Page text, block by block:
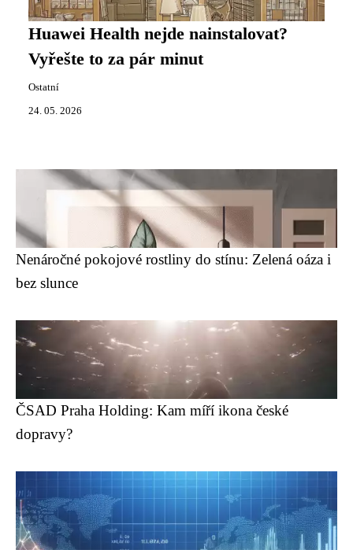
Huawei Health nejde nainstalovat?
Vyřešte to za pár minut
Ostatní
24. 05. 2026
Nenáročné pokojové rostliny do stínu: Zelená oáza i
bez slunce
ČSAD Praha Holding: Kam míří ikona české
dopravy?